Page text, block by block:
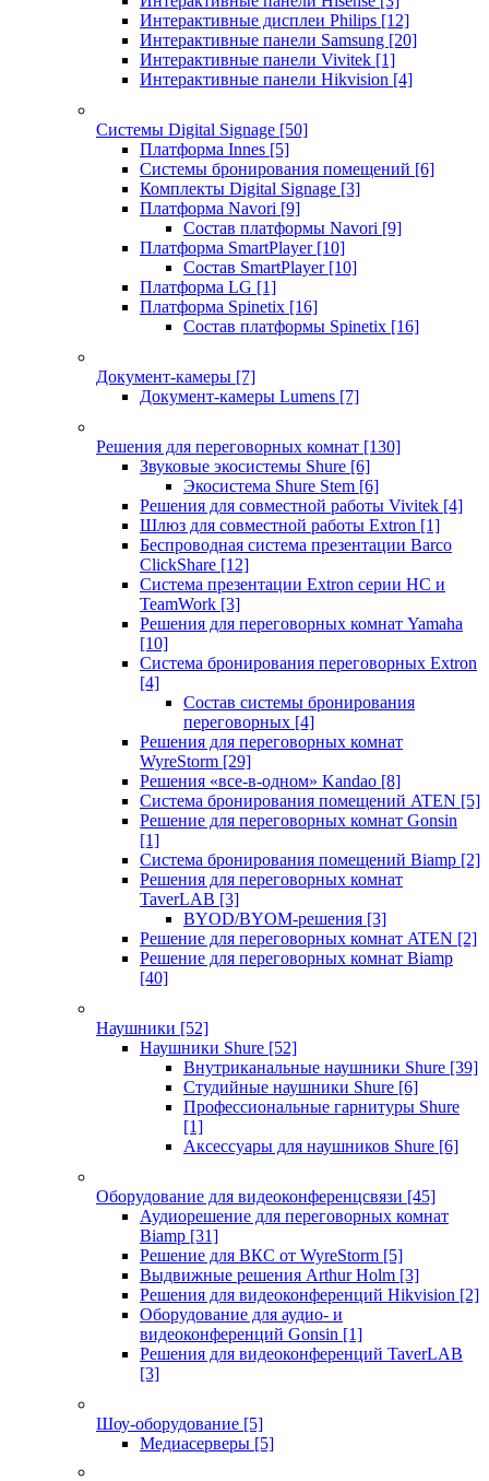
Интерактивные дисплеи Philips [12]
Интерактивные панели Samsung [20]
Интерактивные панели Vivitek [1]
Интерактивные панели Hikvision [4]
Системы Digital Signage [50]
Платформа Innes [5]
Системы бронирования помещений [6]
Комплекты Digital Signage [3]
Платформа Navori [9]
Состав платформы Navori [9]
Платформа SmartPlayer [10]
Состав SmartPlayer [10]
Платформа LG [1]
Платформа Spinetix [16]
Состав платформы Spinetix [16]
Документ-камеры [7]
Документ-камеры Lumens [7]
Решения для переговорных комнат [130]
Звуковые экосистемы Shure [6]
Экосистема Shure Stem [6]
Решения для совместной работы Vivitek [4]
Шлюз для совместной работы Extron [1]
Беспроводная система презентации Barco
ClickShare [12]
Система презентации Extron серии HC и
TeamWork [3]
Решения для переговорных комнат Yamaha
[10]
Система бронирования переговорных Extron
[4]
Состав системы бронирования
переговорных [4]
Решения для переговорных комнат
WyreStorm [29]
Решения «все-в-одном» Kandao [8]
Система бронирования помещений ATEN [5]
Решение для переговорных комнат Gonsin
[1]
Система бронирования помещений Biamp [2]
Решения для переговорных комнат
TaverLAB [3]
BYOD/BYOM-решения [3]
Решение для переговорных комнат ATEN [2]
Решение для переговорных комнат Biamp
[40]
Наушники [52]
Наушники Shure [52]
Внутриканальные наушники Shure [39]
Студийные наушники Shure [6]
Профессиональные гарнитуры Shure
[1]
Аксессуары для наушников Shure [6]
Оборудование для видеоконференцсвязи [45]
Аудиорешение для переговорных комнат
Biamp [31]
Решение для ВКС от WyreStorm [5]
Выдвижные решения Arthur Holm [3]
Решения для видеоконференций Hikvision [2]
Оборудование для аудио- и
видеоконференций Gonsin [1]
Решения для видеоконференций TaverLAB
[3]
Шоу-оборудование [5]
Медиасерверы [5]